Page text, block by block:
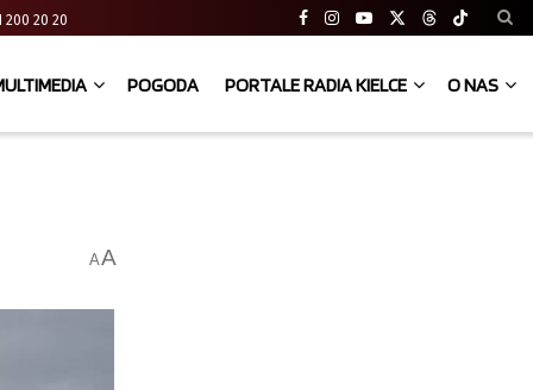
200 20 20
POGODA PORTALE RADIA KIELCE O NAS
AA